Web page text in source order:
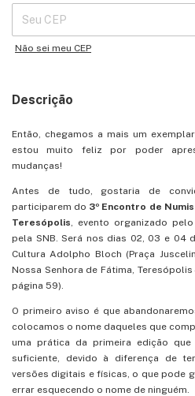
Não sei meu CEP
Descrição
Então, chegamos a mais um
estou muito feliz por poder
mudanças!
Antes de tudo, gostaria de
participarem do 3º Encontro de
Teresópolis, evento organizado
pela SNB. Será nos dias 02, 03 e 04
Cultura Adolpho Bloch (Praça
Nossa Senhora de Fátima,
página 59).
O primeiro aviso é que
colocamos o nome daqueles que
uma prática da primeira edição
suficiente, devido à diferença de
versões digitais e físicas, o que pode
errar esquecendo o nome de ninguém.